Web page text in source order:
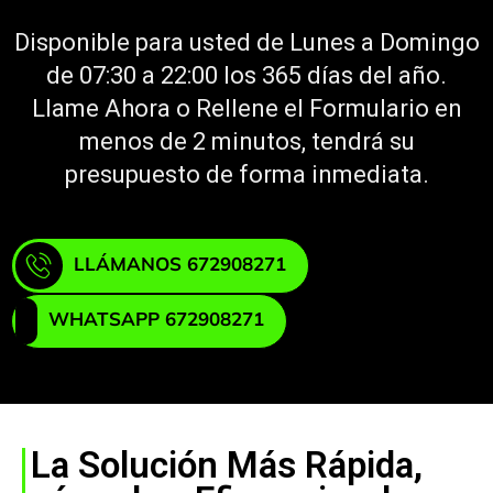
Disponible para usted de Lunes a Domingo
de 07:30 a 22:00 los 365 días del año.
Llame Ahora o Rellene el Formulario en
menos de 2 minutos, tendrá su
presupuesto de forma inmediata.
LLÁMANOS 672908271
WHATSAPP 672908271
La Solución Más Rápida,